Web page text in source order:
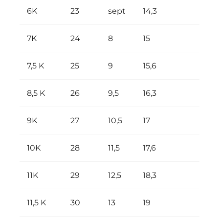
6K 23 sept 14,3
7K 24 8 15
7,5 K 25 9 15,6
8,5 K 26 9,5 16,3
9K 27 10,5 17
10K 28 11,5 17,6
11K 29 12,5 18,3
11,5 K 30 13 19